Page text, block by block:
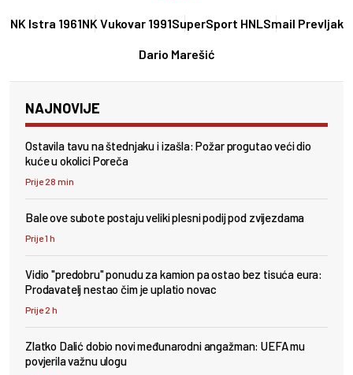
NK Istra 1961NK Vukovar 1991SuperSport HNLSmail Prevljak
Dario Marešić
NAJNOVIJE
Ostavila tavu na štednjaku i izašla: Požar progutao veći dio
kuće u okolici Poreča
Prije 28 min
Bale ove subote postaju veliki plesni podij pod zvijezdama
Prije 1 h
Vidio "predobru" ponudu za kamion pa ostao bez tisuća eura:
Prodavatelj nestao čim je uplatio novac
Prije 2 h
Zlatko Dalić dobio novi međunarodni angažman: UEFA mu
povjerila važnu ulogu